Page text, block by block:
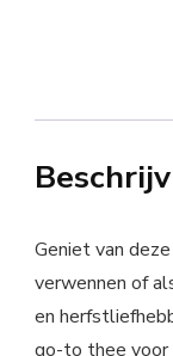
Geniet van
verwennen of
en
go-to thee voor